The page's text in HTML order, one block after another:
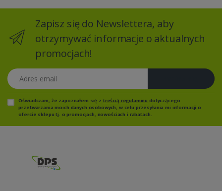
Zapisz się do Newslettera, aby
otrzymywać informacje o aktualnych
promocjach!
Adres email
Oświadczam, że zapoznałem się z treścią regulaminu dotyczącego
przetwarzania moich danych osobowych, w celu przesyłania mi informacji o
ofercie sklepu tj. o promocjach, nowościach i rabatach.